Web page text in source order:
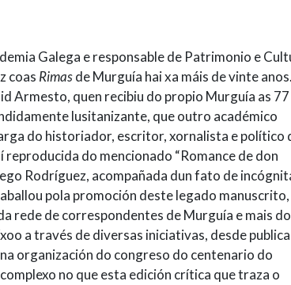
Galega e responsable de Patrimonio e
coas Rimasde Murguía hai xa máis de vinte
Armesto, quen recibiu do propio Murguía as
lusitanizante, que outro académico
do historiador, escritor, xornalista e político
do mencionado “Romance de don
Rodríguez, acompañada dun fato de
pola promoción deste legado
rede de correspondentes de Murguía e mais
a través de diversas iniciativas, desde
organización do congreso do centenario do
no que esta edición crítica que traza o